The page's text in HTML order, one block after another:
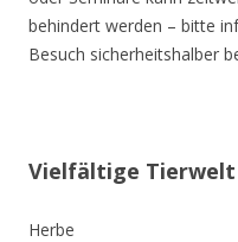
behindert werden – bitte
Besuch sicherheitshalber
Vielfältige Tierwelt
Herbe